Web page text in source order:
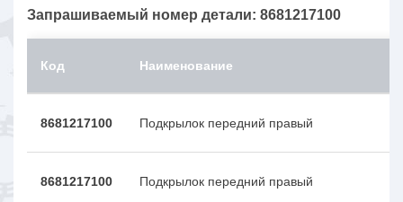
Запрашиваемый номер детали: 8681217100
Код Наименование
8681217100 Подкрылок передний правый
8681217100 Подкрылок передний правый